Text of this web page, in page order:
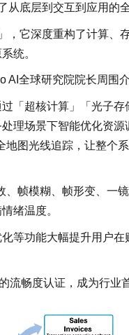
底层到交互到应用的
它深度重构了计算、
统。
AI全球研究院院长周围
「超核计算」「光子
理场景下智能优化资
图光线追踪，让整个
帧模糊、帧形变、一
绪温度。
等功能大幅提升用户
畅度认证，成为行业